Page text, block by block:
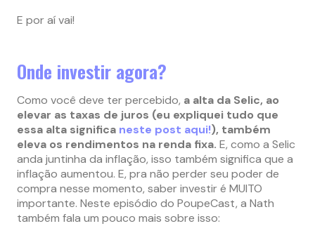
E por aí vai!
Onde investir agora?
Como você deve ter percebido, a alta da Selic, ao
elevar as taxas de juros (eu expliquei tudo que
essa alta significa neste post aqui!), também
eleva os rendimentos na renda fixa. E, como a Selic
anda juntinha da inflação, isso também significa que a
inflação aumentou. E, pra não perder seu poder de
compra nesse momento, saber investir é MUITO
importante. Neste episódio do PoupeCast, a Nath
também fala um pouco mais sobre isso: